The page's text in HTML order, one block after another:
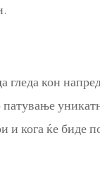
кон
патување
и кога ќе биде